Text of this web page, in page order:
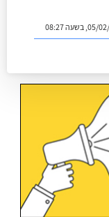
בשעה 08:27
בשעה 08:53